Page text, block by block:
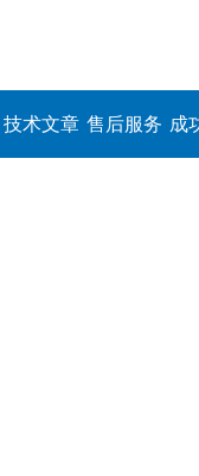
技术文章 售后服务 成